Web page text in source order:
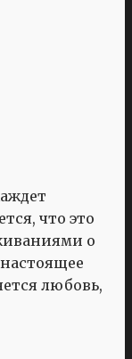
что это
о
любовь,